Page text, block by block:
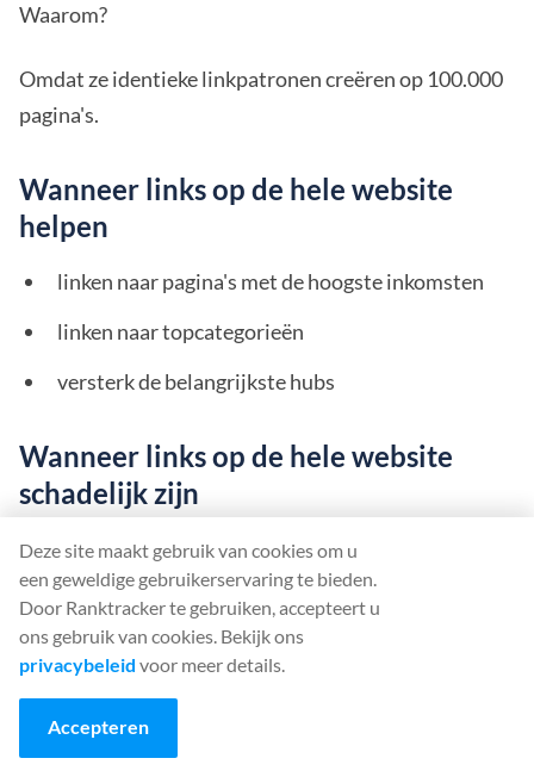
Waarom?
Omdat ze identieke linkpatronen creëren op 100.000
pagina's.
Wanneer links op de hele website
helpen
linken naar pagina's met de hoogste inkomsten
linken naar topcategorieën
versterk de belangrijkste hubs
Wanneer links op de hele website
schadelijk zijn
linken naar te veel pagina's
linken naar pagina's die vaak veranderen
linken naar archieven met een lage waarde
linken naar dunne programmatische pagina's
Deze site maakt gebruik van cookies om u
een geweldige gebruikerservaring te bieden.
Door Ranktracker te gebruiken, accepteert u
ons gebruik van cookies. Bekijk ons
privacybeleid voor meer details.
Accepteren